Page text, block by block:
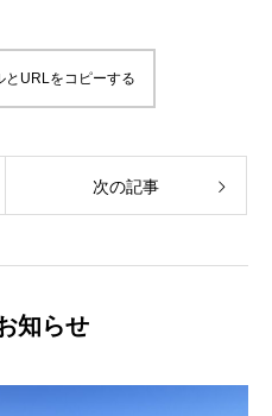
とURLをコピーする
次の記事
知らせ